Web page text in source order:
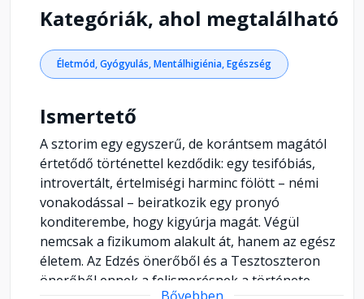
Kategóriák, ahol megtalálható
Életmód, Gyógyulás, Mentálhigiénia, Egészség
Ismertető
A sztorim egy egyszerű, de korántsem magától
értetődő történettel kezdődik: egy tesifóbiás,
introvertált, értelmiségi harminc fölött – némi
vonakodással – beiratkozik egy pronyó
konditerembe, hogy kigyúrja magát. Végül
nemcsak a fizikumom alakult át, hanem az egész
életem. Az Edzés önerőből és a Tesztoszteron
önerőből ennek a felismerésnek a története.
Bővebben